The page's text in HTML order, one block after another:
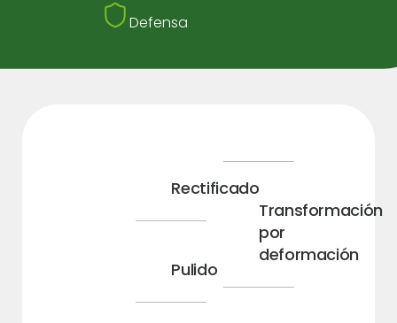
Defensa
Rectificado
Pulido
Transformación
por
deformación